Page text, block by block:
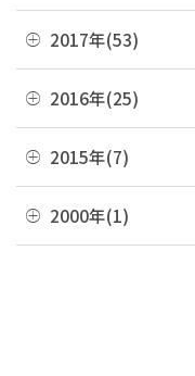
03月(7)
02月(10)
01月(4)
04月(5)
03月(8)
01月(6)
05月(10)
04月(2)
03月(8)
01月(3)
07月(10)
05月(6)
04月(2)
03月(7)
08月(4)
07月(8)
05月(8)
04月(10)
03月(12)
09月(4)
08月(4)
07月(5)
05月(7)
11月(9)
09月(6)
08月(2)
07月(5)
12月(7)
11月(2)
09月(4)
08月(3)
07月(7)
2017年(53)
12月(2)
11月(4)
09月(1)
2016年(25)
12月(2)
11月(3)
2015年(7)
11月(1)
06月(6)
2000年(1)